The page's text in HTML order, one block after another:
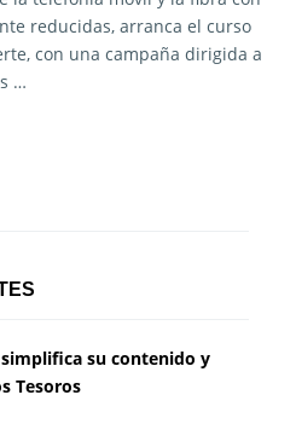
reducidas, arranca el curso
con una campaña dirigida a
…
su contenido y
Tesoros